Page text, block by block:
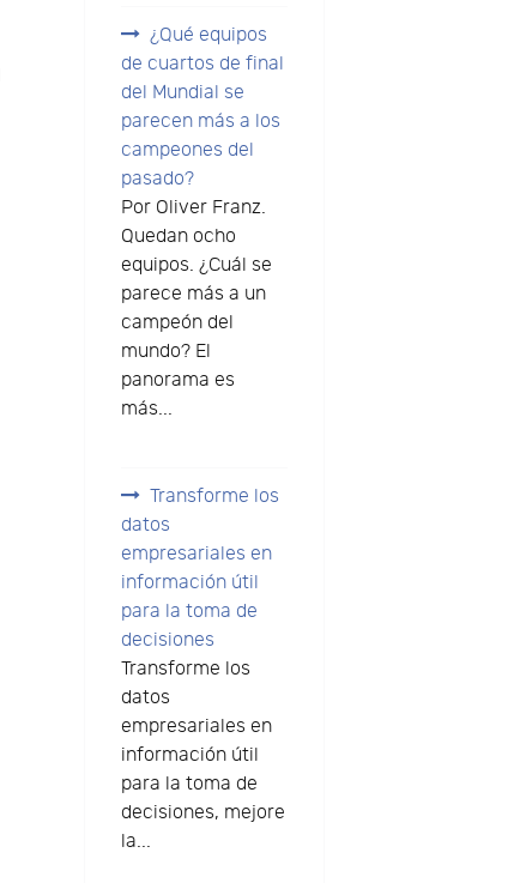
¿Qué equipos
de cuartos de final
del Mundial se
parecen más a los
campeones del
pasado?
Por Oliver Franz.
Quedan ocho
equipos. ¿Cuál se
parece más a un
campeón del
mundo? El
panorama es
más...
Transforme los
datos
empresariales en
información útil
para la toma de
decisiones
Transforme los
datos
empresariales en
información útil
para la toma de
decisiones, mejore
la...